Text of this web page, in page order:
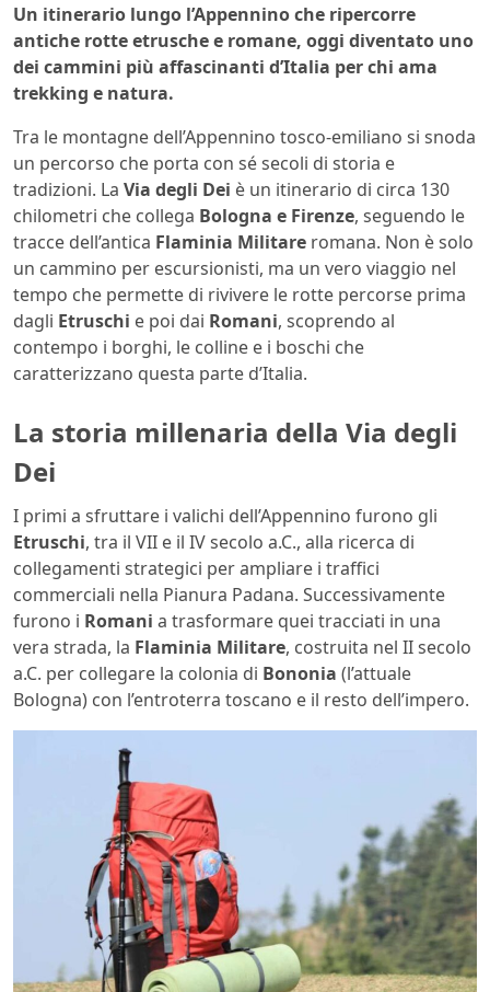
Un itinerario lungo l’Appennino che ripercorre
antiche rotte etrusche e romane, oggi diventato uno
dei cammini più affascinanti d’Italia per chi ama
trekking e natura.
Tra le montagne dell’Appennino tosco-emiliano si snoda
un percorso che porta con sé secoli di storia e
tradizioni. La Via degli Dei è un itinerario di circa 130
chilometri che collega Bologna e Firenze, seguendo le
tracce dell’antica Flaminia Militare romana. Non è solo
un cammino per escursionisti, ma un vero viaggio nel
tempo che permette di rivivere le rotte percorse prima
dagli Etruschi e poi dai Romani, scoprendo al
contempo i borghi, le colline e i boschi che
caratterizzano questa parte d’Italia.
La storia millenaria della Via degli
Dei
I primi a sfruttare i valichi dell’Appennino furono gli
Etruschi, tra il VII e il IV secolo a.C., alla ricerca di
collegamenti strategici per ampliare i traffici
commerciali nella Pianura Padana. Successivamente
furono i Romani a trasformare quei tracciati in una
vera strada, la Flaminia Militare, costruita nel II secolo
a.C. per collegare la colonia di Bononia (l’attuale
Bologna) con l’entroterra toscano e il resto dell’impero.